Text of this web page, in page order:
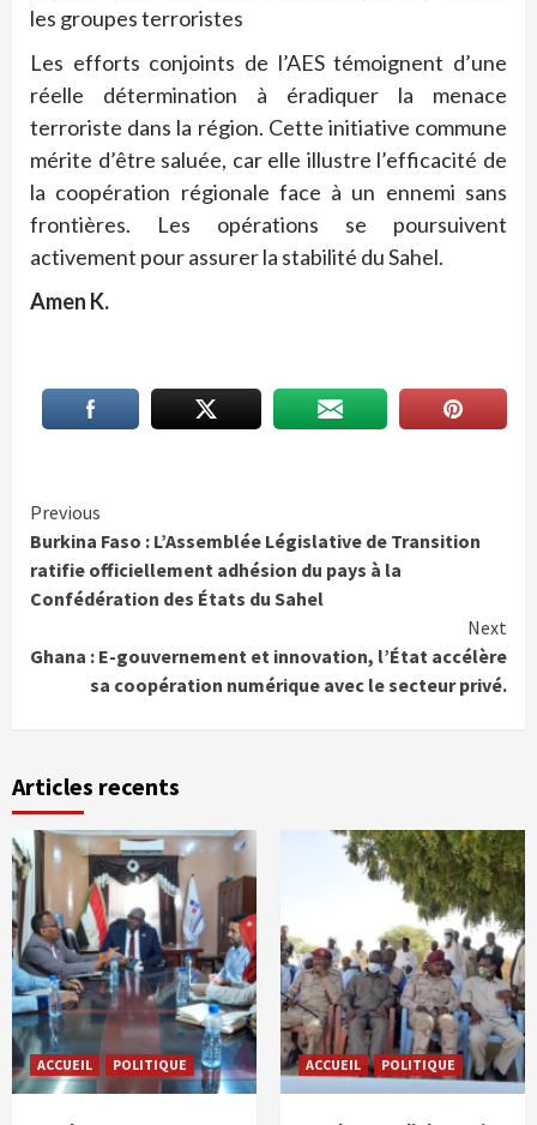
les groupes terroristes
Les efforts conjoints de l’AES témoignent d’une
réelle détermination à éradiquer la menace
terroriste dans la région. Cette initiative commune
mérite d’être saluée, car elle illustre l’efficacité de
la coopération régionale face à un ennemi sans
frontières. Les opérations se poursuivent
activement pour assurer la stabilité du Sahel.
Amen K.
Continue
Reading
Previous
Burkina Faso : L’Assemblée Législative de Transition
ratifie officiellement adhésion du pays à la
Confédération des États du Sahel
Next
Ghana : E-gouvernement et innovation, l’État accélère
sa coopération numérique avec le secteur privé.
Articles recents
ACCUEIL POLITIQUE ACCUEIL POLITIQUE